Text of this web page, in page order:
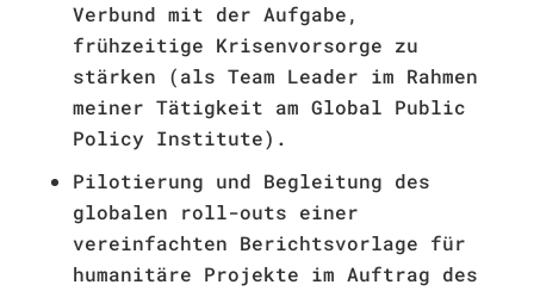
Verbund mit der Aufgabe,
frühzeitige Krisenvorsorge zu
stärken (als Team Leader im Rahmen
meiner Tätigkeit am Global Public
Policy Institute).
Pilotierung und Begleitung des
globalen roll-outs einer
vereinfachten Berichtsvorlage für
humanitäre Projekte im Auftrag des